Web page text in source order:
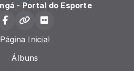
- Portal do Esporte
Página Inicial
Álbuns